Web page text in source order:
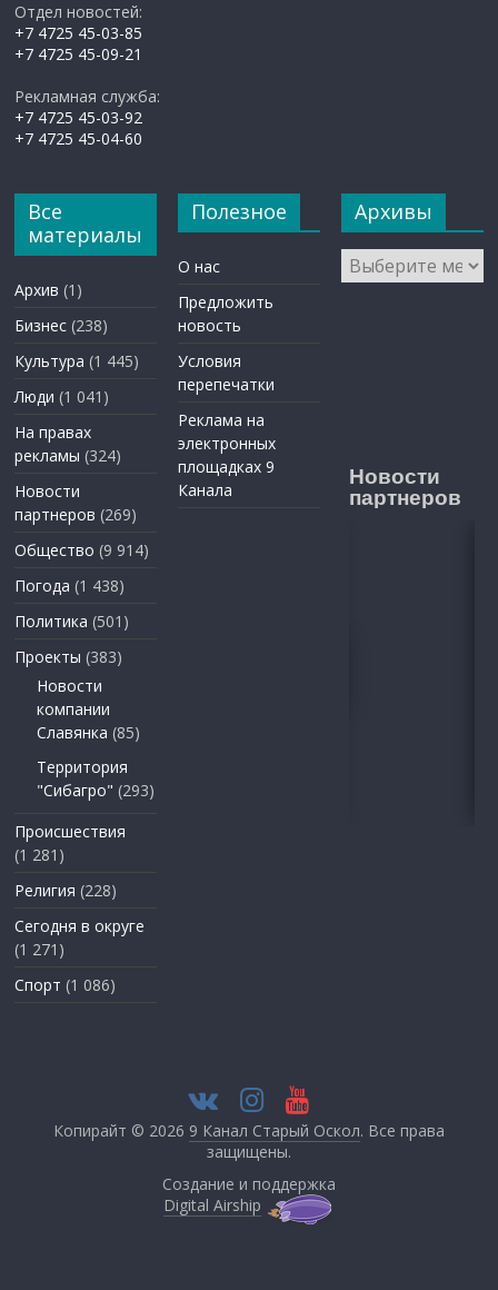
Отдел новостей:
+7 4725 45-03-85
+7 4725 45-09-21
Рекламная служба:
+7 4725 45-03-92
+7 4725 45-04-60
Все
материалы
Архив (1)
Бизнес (238)
Культура (1 445)
Люди (1 041)
На правах
рекламы (324)
Новости
партнеров (269)
Общество (9 914)
Погода (1 438)
Политика (501)
Проекты (383)
Новости
компании
Славянка (85)
Территория
"Сибагро" (293)
Происшествия
(1 281)
Религия (228)
Сегодня в округе
(1 271)
Спорт (1 086)
Полезное
О нас
Предложить
новость
Условия
перепечатки
Реклама на
электронных
площадках 9
Канала
Архивы
Архивы
Новости
партнеров
Копирайт © 2026 9 Канал Старый Оскол. Все права
защищены.
Создание и поддержка
Digital Airship